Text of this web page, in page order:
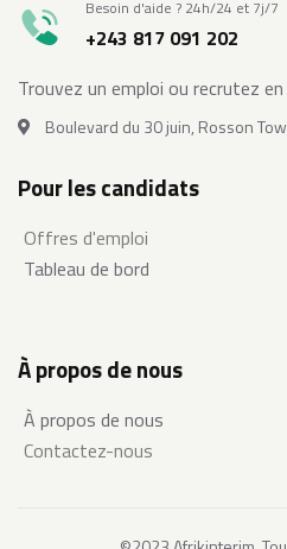
Besoin d'aide ? 24h/24 et 7j/7
+243 817 091 202
Trouvez un emploi ou recrutez
Boulevard du 30 juin, Rosson
Pour les candidats
Offres d'emploi
Tableau de bord
À propos de nous
À propos de nous
Contactez-nous